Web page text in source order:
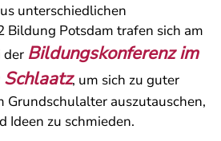
unterschiedlichen
Bildung Potsdam trafen sich am
der Bildungskonferenz im
, um sich zu guter
Grundschulalter auszutauschen,
Ideen zu schmieden.